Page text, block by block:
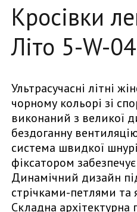
Кросівки
Літо 5-W-
Ультрасучасні літні
чорному кольорі зі
виконаний з великої
бездоганну
система швидкої
фіксатором
Динамічний дизайн
стрічками-петлями
Складна